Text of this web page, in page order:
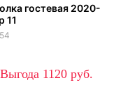
гостевая 2020-
11
1120